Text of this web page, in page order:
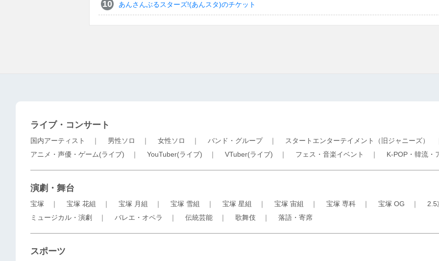
あんさんぶるスターズ!(あんスタ)のチケット
ライブ・コンサート
国内アーティスト ｜ 男性ソロ ｜ 女性ソロ ｜ バンド・グループ｜ スタートエンターテイメント（旧ジャニーズ）
アニメ・声優・ゲーム(ライブ) ｜ YouTuber(ライブ) ｜ VTuber(ライブ) ｜ フェス・音楽イベント ｜ K-POP・韓流・
演劇・舞台
宝塚 ｜ 宝塚 花組 ｜ 宝塚 月組 ｜ 宝塚 雪組 ｜ 宝塚 星組 ｜ 宝塚 宙組 ｜ 宝塚 専科 ｜ 宝塚 OG ｜ 2.5
ミュージカル・演劇
｜ バレエ・オペラ ｜ 伝統芸能 ｜ 歌舞伎 ｜ 落語・寄席
スポーツ